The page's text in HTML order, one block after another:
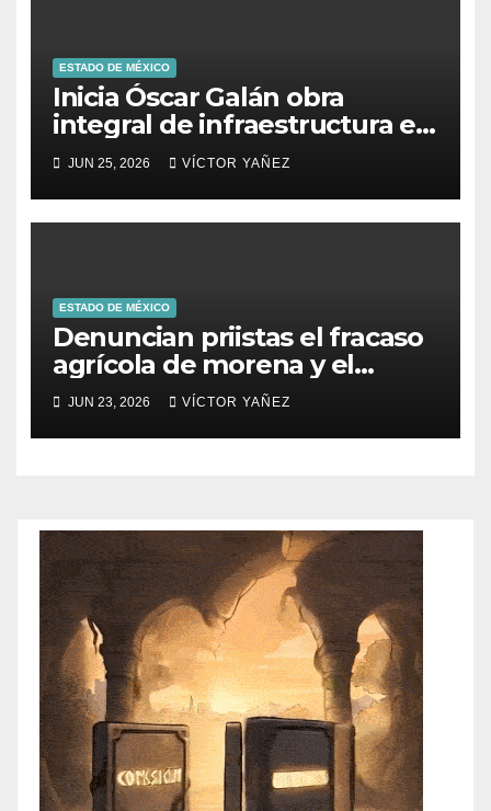
ESTADO DE MÉXICO
Inicia Óscar Galán obra
integral de infraestructura en
Prolongación León Guzmán
JUN 25, 2026 VÍCTOR YAÑEZ
ESTADO DE MÉXICO
Denuncian priistas el fracaso
agrícola de morena y el
abandono al campo
mexicano
JUN 23, 2026 VÍCTOR YAÑEZ